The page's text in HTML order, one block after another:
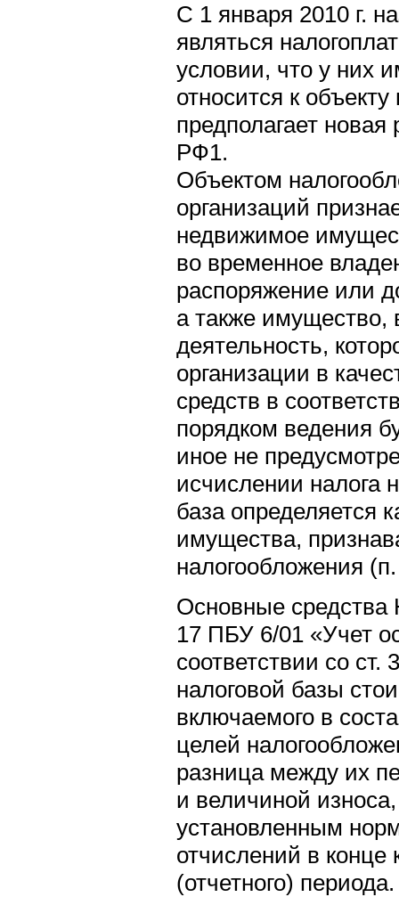
С 1 января 2010 г.
являться
условии, что у них
относится к
предполагает
РФ1.
Объектом
организаций
недвижимое
во временное
распоряжение или
а также имущество,
деятельность,
организации в
средств в
порядком ведения
иное не
исчислении налога
база определяется
имущества,
налогообложения
Основные
17 ПБУ 6/01 «Учет
соответствии со
налоговой базы
включаемого в
целей
разница между их
и величиной
установленным
отчислений в конце
(отчетного) периода.